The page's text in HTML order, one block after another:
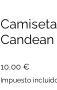
Candean
10,00 €
Impuesto